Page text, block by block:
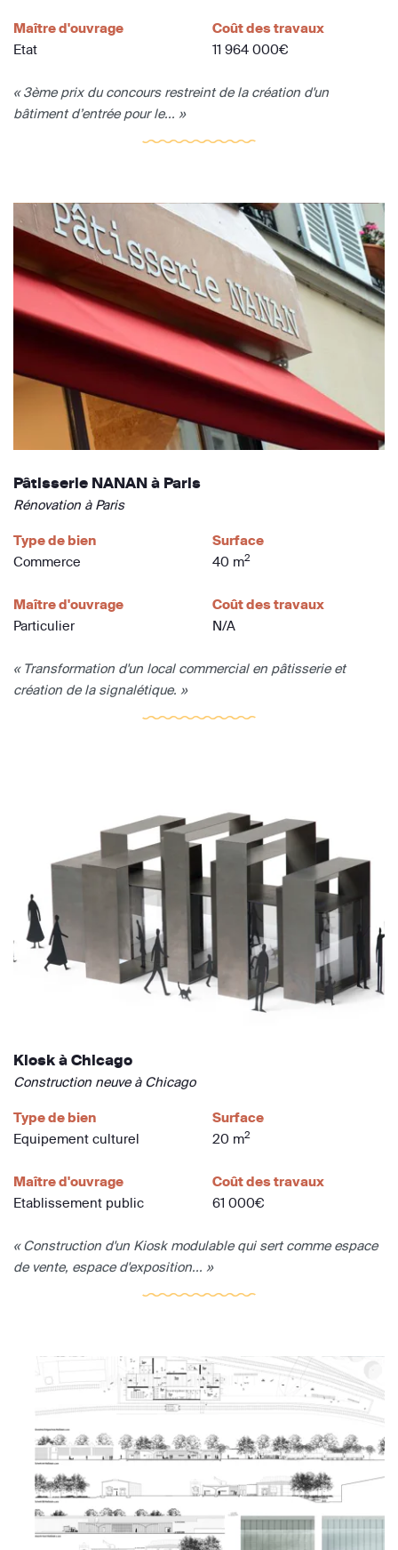
Maître d'ouvrage
Etat
Coût des travaux
11 964 000€
« 3ème prix du concours restreint de la création d'un
bâtiment d’entrée pour le... »
Pâtisserie NANAN à Paris
Rénovation à Paris
Type de bien
Commerce
Surface
40 m2
Maître d'ouvrage
Particulier
Coût des travaux
N/A
« Transformation d'un local commercial en pâtisserie et
création de la signalétique. »
Kiosk à Chicago
Construction neuve à Chicago
Type de bien
Equipement culturel
Surface
20 m2
Maître d'ouvrage
Etablissement public
Coût des travaux
61 000€
« Construction d'un Kiosk modulable qui sert comme espace
de vente, espace d'exposition... »